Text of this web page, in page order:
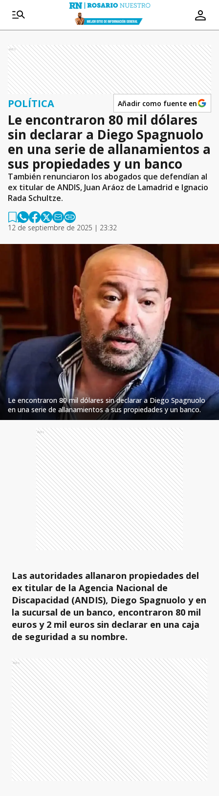
Ads
POLÍTICA Añadir como fuente en
Le encontraron 80 mil dólares
sin declarar a Diego Spagnuolo
en una serie de allanamientos a
sus propiedades y un banco
También renunciaron los abogados que defendían al
ex titular de ANDIS, Juan Aráoz de Lamadrid e Ignacio
Rada Schultze.
12 de septiembre de 2025 | 23:32
Le encontraron 80 mil dólares sin declarar a Diego Spagnuolo
en una serie de allanamientos a sus propiedades y un banco.
Ads
Las autoridades allanaron propiedades del
ex titular de la Agencia Nacional de
Discapacidad (ANDIS), Diego Spagnuolo y en
la sucursal de un banco, encontraron 80 mil
euros y 2 mil euros sin declarar en una caja
de seguridad a su nombre.
Ads